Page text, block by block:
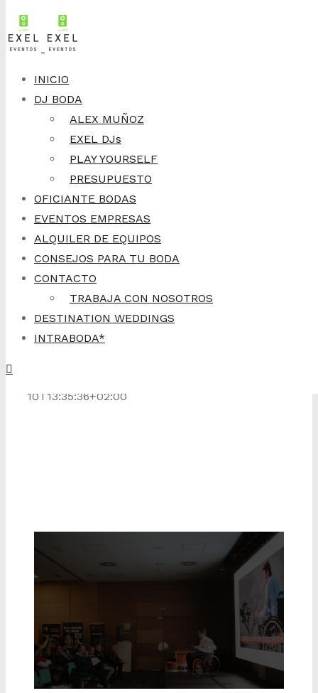
Skip to content
INICIO
DJ BODA
ALEX MUÑOZ
EXEL DJs
PLAY YOURSELF
PRESUPUESTO
OFICIANTE BODAS
EVENTOS EMPRESAS
ALQUILER DE EQUIPOS
CONSEJOS PARA TU BODA
CONTACTO
TRABAJA CON NOSOTROS
DESTINATION WEDDINGS
INTRABODA*
Cargando...
10T13:35:36+02:00